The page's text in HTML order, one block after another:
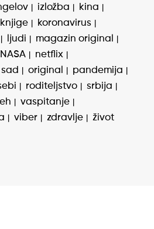
izložba
kina
knjige
koronavirus
ljudi
magazin original
NASA
netflix
original
pandemija
roditeljstvo
srbija
vaspitanje
viber zdravlje život